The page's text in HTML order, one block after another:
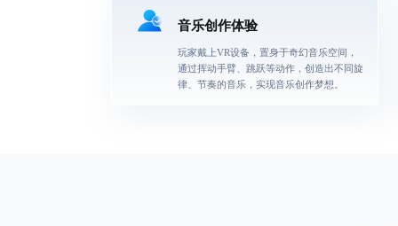
音乐创作体验
玩家戴上VR设备，置身于奇幻音乐空间，
通过挥动手臂、跳跃等动作，创造出不同旋
律、节奏的音乐，实现音乐创作梦想。